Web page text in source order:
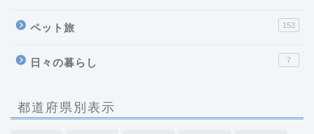
ペット旅 153
日々の暮らし 7
都道府県別表示